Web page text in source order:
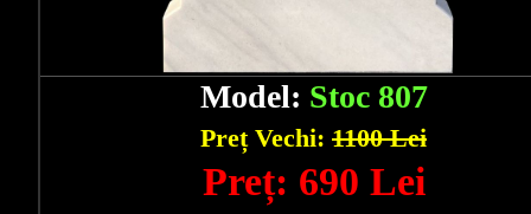
Model: Stoc 807
Preț Vechi: 1100 Lei
Preț: 690 Lei